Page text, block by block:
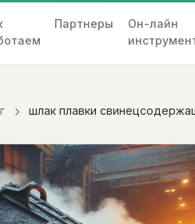
Партнеры
Он-лайн
шлак плавки